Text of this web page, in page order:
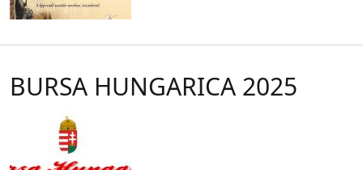
BURSA HUNGARICA 2025